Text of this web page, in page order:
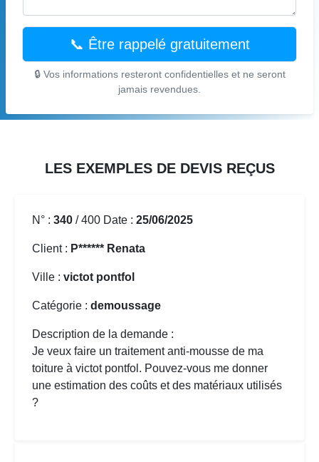
📞 Être rappelé gratuitement
🔒 Vos informations resteront confidentielles et ne seront
jamais revendues.
LES EXEMPLES DE DEVIS REÇUS
N° : 340 / 400 Date : 25/06/2025
Client : P****** Renata
Ville : victot pontfol
Catégorie : demoussage
Description de la demande :
Je veux faire un traitement anti-mousse de ma
toiture à victot pontfol. Pouvez-vous me donner
une estimation des coûts et des matériaux utilisés
?